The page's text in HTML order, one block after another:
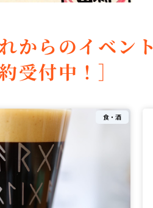
からのイベント
受付中！］
食・酒